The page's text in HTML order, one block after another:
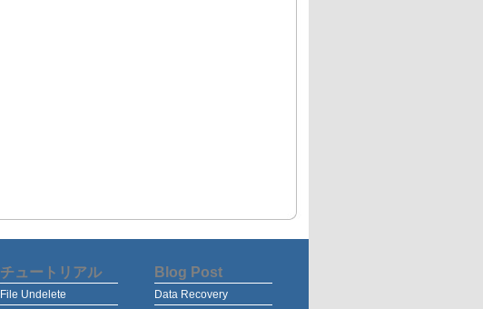
チュートリアル
File Undelete
Blog Post
Data Recovery